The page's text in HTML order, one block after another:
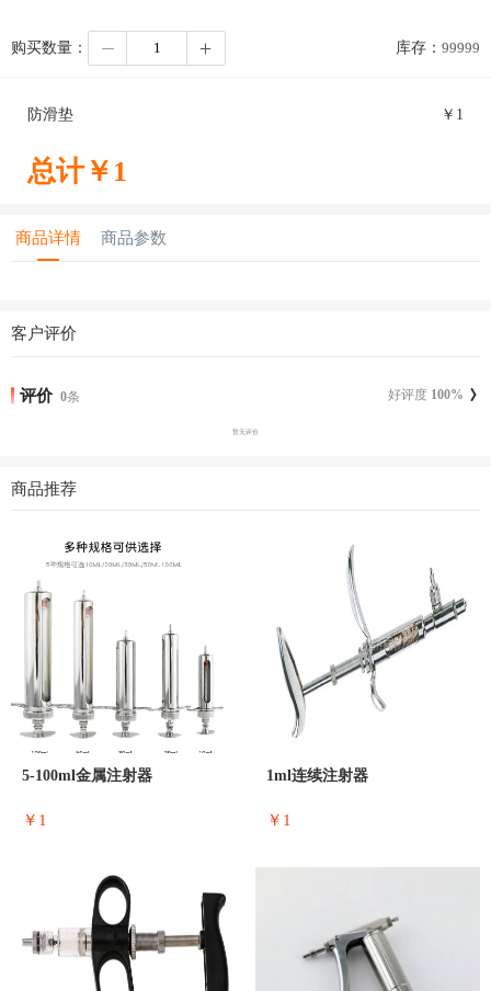
购买数量： 库存： 99999
防滑垫 ￥ 1
总计￥ 1
商品详情 商品参数
客户评价
评价 好评度 100%
0条
暂无评价
商品推荐
5-100ml金属注射器
￥1
1ml连续注射器
￥1